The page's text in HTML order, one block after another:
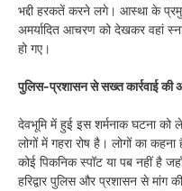
भद्दी हरकतें करने लगे। आस्था के
अमर्यादित आचरण को देखकर वहां
हो गए।
पुलिस-प्रशासन से सख्त कार्रवाई की
देवभूमि में हुई इस शर्मनाक घटना को
लोगों में गहरा रोष है। लोगों का
कोई पिकनिक स्पॉट या पब नहीं है
हरिद्वार पुलिस और प्रशासन से मांग